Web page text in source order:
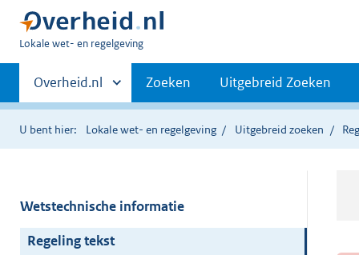
U
hier:
Lokale wet- en regelgeving
Primaire
navigatie
Andere
sites
binnen
Overheid.nl Zoeken Uitgebreid Zoeken
U bent hier: Lokale wet- en regelgeving Uitgebreid zoeken
Wetstechnische informatie
Regeling tekst